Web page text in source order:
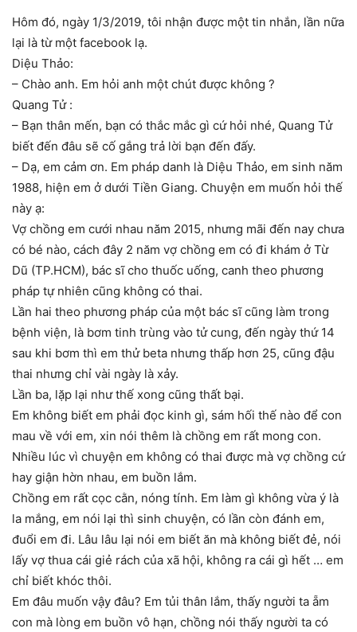
Hôm đó, ngày 1/3/2019, tôi nhận được một tin nhắn, lần nữa
lại là từ một facebook lạ.
Diệu Thảo:
– Chào anh. Em hỏi anh một chút được không ?
Quang Tử :
– Bạn thân mến, bạn có thắc mắc gì cứ hỏi nhé, Quang Tử
biết đến đâu sẽ cố gắng trả lời bạn đến đấy.
– Dạ, em cảm ơn. Em pháp danh là Diệu Thảo, em sinh năm
1988, hiện em ở dưới Tiền Giang. Chuyện em muốn hỏi thế
này ạ:
Vợ chồng em cưới nhau năm 2015, nhưng mãi đến nay chưa
có bé nào, cách đây 2 năm vợ chồng em có đi khám ở Từ
Dũ (TP.HCM), bác sĩ cho thuốc uống, canh theo phương
pháp tự nhiên cũng không có thai.
Lần hai theo phương pháp của một bác sĩ cũng làm trong
bệnh viện, là bơm tinh trùng vào tử cung, đến ngày thứ 14
sau khi bơm thì em thử beta nhưng thấp hơn 25, cũng đậu
thai nhưng chỉ vài ngày là xảy.
Lần ba, lặp lại như thế xong cũng thất bại.
Em không biết em phải đọc kinh gì, sám hối thế nào để con
mau về với em, xin nói thêm là chồng em rất mong con.
Nhiều lúc vì chuyện em không có thai được mà vợ chồng cứ
hay giận hờn nhau, em buồn lắm.
Chồng em rất cọc cằn, nóng tính. Em làm gì không vừa ý là
la mắng, em nói lại thì sinh chuyện, có lần còn đánh em,
đuổi em đi. Lâu lâu lại nói em biết ăn mà không biết đẻ, nói
lấy vợ thua cái giẻ rách của xã hội, không ra cái gì hết … em
chỉ biết khóc thôi.
Em đâu muốn vậy đâu? Em tủi thân lắm, thấy người ta ẵm
con mà lòng em buồn vô hạn, chồng nói thấy người ta có